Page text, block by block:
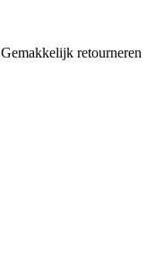
Gemakkelijk retourneren